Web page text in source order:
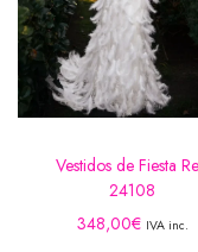
Vestidos de Fiesta
24108
348,00€ IVA inc.